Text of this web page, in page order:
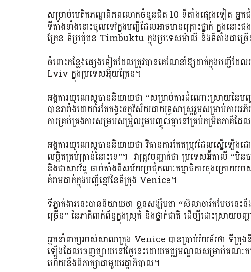
សម្រាប់បេតិកភណ្ឌពិភពលោកចំនួនជិត 10 ទីតាំងផ្សេងទៀត អ្នក
ទីតាំងទាំងនោះចូលទៅក្នុងបញ្ជីដែលអាចមានគ្រោះថ្នាក់ ក្នុងនោ
ក្រែន ទីប្រជុំជន Timbuktu ក្នុងប្រទេសម៉ាលី និងទីតាំងជាច្
ចំពោះកន្លែងផ្សេងទៀតដែលត្រូវបានគេណែនាំឱ្យដាក់ក្នុងបញ្ជីដែ
Lviv ក្នុងប្រទេសអ៊ុយក្រែន។
អង្គការយូណេស្កូបាននិយាយថា “សម្រាប់ការដំណោះស្រាយនៃបញ្ហា
បានរារាំងដោយារតែកង្វះចក្ខុវិស័យជាយុទ្ធសាស្រ្តរួមសម្រាប់ការ
ការគ្រប់គ្រងការសម្របសម្រួលរួមបញ្ចូលគ្នានៅគ្រប់កម្រិតភាគីដែល
អង្គការយូណេស្កូបាននិយាយថា វិធានការកែតម្រូវដែលស្នើឡើង
លម្អិតគ្រប់គ្រាន់នោះទេ”។ វាត្រូវបញ្ជាក់ថា ប្រទេសអ៊ីតាលី “មិន
និងជាសារវ័ន្ត ចាប់តាំងពីសម័យប្រជុំគណៈកម្មាធិការចុងក្រោយរ
គំរាមដាក់ក្នុងបញ្ជីខ្មៅនៃទីក្រុង Venice។
ទីភ្នាក់ងារនេះបាននិយាយថា ខ្លួនសង្ឃឹមថា “សិលាចារឹកបែបនេះ
ច្រើន” នៃភាគីពាក់ព័ន្ធក្នុងស្រុក និងថ្នាក់ជាតិ ដើម្បីដោះស្រាយ
អ្នកនាំពាក្យរបស់សាលាក្រុង Venice បានប្រាប់រ៉យទ័រថា ទីក្រុ
ឡើងដែលចេញផ្សាយនៅថ្ងៃនេះដោយមជ្ឈមណ្ឌលសម្រាប់គណៈក
ហើយនឹងពិភាក្សាជាមួយរដ្ឋាភិបាល។